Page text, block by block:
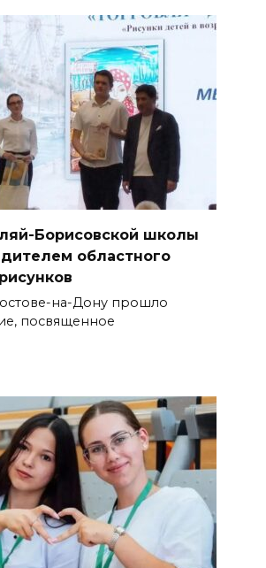
Борисовской школы
областного
на-Дону прошло
посвященное